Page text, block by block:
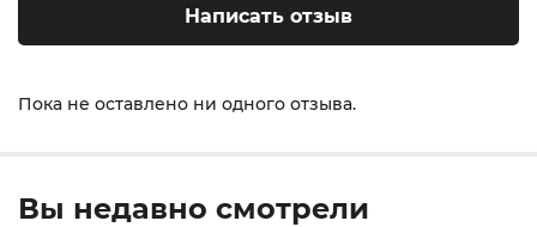
Пока не оставлено ни одного отзыва.
Написать отзыв
Вы недавно смотрели